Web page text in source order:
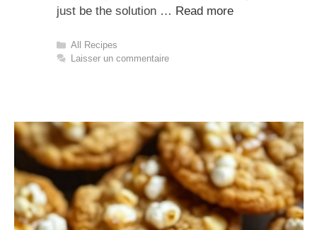
just be the solution … Read more
Catégories
All Recipes
Laisser un commentaire